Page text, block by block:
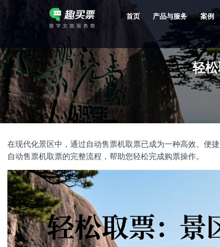
首页 产品与服务 案例
轻
在现代化景区中，通过自动售票机取票已成为一种高效、便
自动售票机取票的完整流程，帮助您轻松完成购票操作。